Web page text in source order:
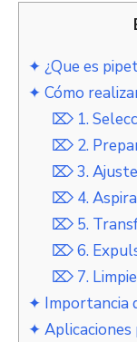
✦ ¿Que es
✦ Cómo
⌦ 1.
⌦ 2.
⌦ 3.
⌦ 4.
⌦ 5.
⌦ 6.
⌦ 7.
✦ Importancia
✦ Aplicaciones